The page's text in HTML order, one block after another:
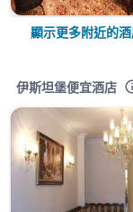
顯示更多附近的
伊斯坦堡便宜酒店